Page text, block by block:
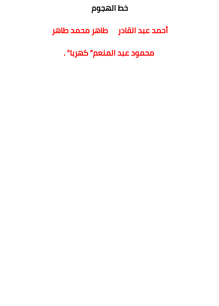
خط الهجوم
أحمد عبد القادر طاهر محمد طاهر
محمود عبد المنعم" كهربا" .